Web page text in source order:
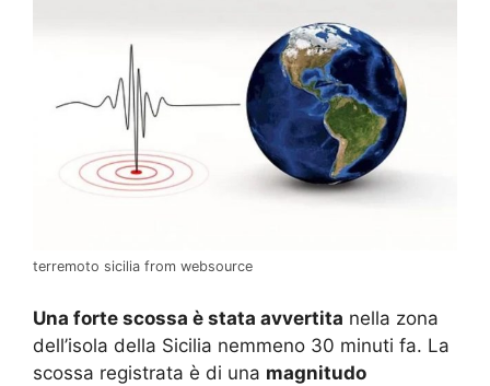
terremoto sicilia from websource
Una forte scossa è stata avvertita nella zona
dell’isola della Sicilia nemmeno 30 minuti fa. La
scossa registrata è di una magnitudo